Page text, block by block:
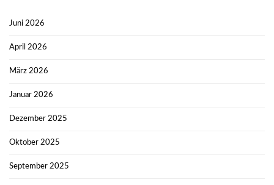
Juni 2026
April 2026
März 2026
Januar 2026
Dezember 2025
Oktober 2025
September 2025